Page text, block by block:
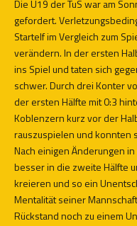
Die U19 der TuS war am
gefordert.
Startelf im Vergleich zum
verändern. In der ersten
ins Spiel und taten sich
schwer. Durch drei Konter
der ersten Hälfte mit 0:3
Koblenzern kurz vor der
rauszuspielen und konnten
Nach einigen Änderungen
besser in die zweite Hälfte
kreieren und so ein
Mentalität seiner
Rückstand noch zu einem